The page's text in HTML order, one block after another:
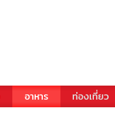
อาหาร ท่องเที่ยว